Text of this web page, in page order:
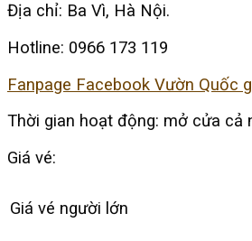
Địa chỉ: Ba Vì, Hà Nội.
Hotline: 0966 173 119
Fanpage Facebook Vườn Quốc
Thời gian hoạt động: mở cửa cả
Giá vé:
Giá vé người lớn